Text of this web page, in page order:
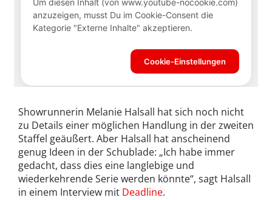
Showrunnerin Melanie Halsall hat sich noch nicht
zu Details einer möglichen Handlung in der zweiten
Staffel geäußert. Aber Halsall hat anscheinend
genug Ideen in der Schublade: „Ich habe immer
gedacht, dass dies eine langlebige und
wiederkehrende Serie werden könnte“, sagt Halsall
in einem Interview mit Deadline.